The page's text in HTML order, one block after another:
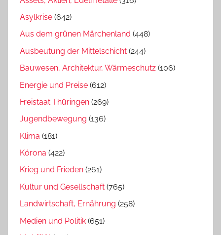
Asylkrise (642)
Aus dem grünen Märchenland (448)
Ausbeutung der Mittelschicht (244)
Bauwesen, Architektur, Wärmeschutz (106)
Energie und Preise (612)
Freistaat Thüringen (269)
Jugendbewegung (136)
Klima (181)
Kórona (422)
Krieg und Frieden (261)
Kultur und Gesellschaft (765)
Landwirtschaft, Ernährung (258)
Medien und Politik (651)